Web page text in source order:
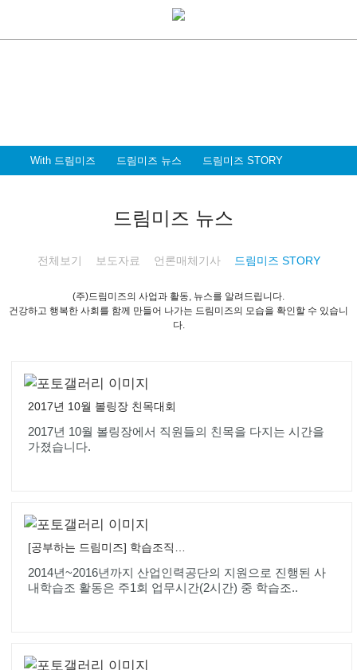
With 드림미즈 드림미즈 뉴스 드림미즈 STORY
드림미즈 뉴스
전체보기 보도자료 언론매체기사 드림미즈 STORY
(주)드림미즈의 사업과 활동, 뉴스를 알려드립니다.
건강하고 행복한 사회를 함께 만들어 나가는 드림미즈의 모습을 확인할 수 있습니
다.
2017년 10월 볼링장 친목대회
2017년 10월 볼링장에서 직원들의 친목을 다지는 시간을
가졌습니다.
2014년~2016년까지 산업인력공단의 지원으로 진행된 사
내학습조 활동은 주1회 업무시간(2시간) 중 학습조..